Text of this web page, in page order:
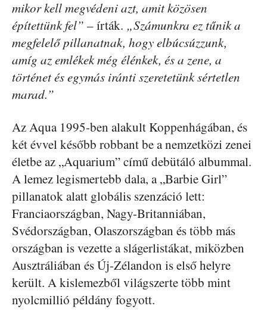
mikor kell megvédeni azt, amit közösen
építettünk fel” – írták. „Számunkra ez tűnik a
megfelelő pillanatnak, hogy elbúcsúzzunk,
amíg az emlékek még élénkek, és a zene, a
történet és egymás iránti szeretetünk sértetlen
marad.”
Az Aqua 1995-ben alakult Koppenhágában, és
két évvel később robbant be a nemzetközi zenei
életbe az „Aquarium” című debütáló albummal.
A lemez legismertebb dala, a „Barbie Girl”
pillanatok alatt globális szenzáció lett:
Franciaországban, Nagy-Britanniában,
Svédországban, Olaszországban és több más
országban is vezette a slágerlistákat, miközben
Ausztráliában és Új-Zélandon is első helyre
került. A kislemezből világszerte több mint
nyolcmillió példány fogyott.